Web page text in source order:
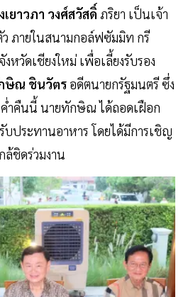
เยาวภา วงศ์สวัสดิ์ ภริยา เป็นเจ้า
ภายในสนามกอล์ฟซัมมิท กรี
หวัดเชียงใหม่ เพื่อเลี้ยงรับรอง
ษิณ ชินวัตร อดีตนายกรัฐมนตรี ซึ่ง
ค่ำคืนนี้ นายทักษิณ ได้ถอดเฝือก
บประทานอาหาร โดยได้มีการเชิญ
ชิดร่วมงาน